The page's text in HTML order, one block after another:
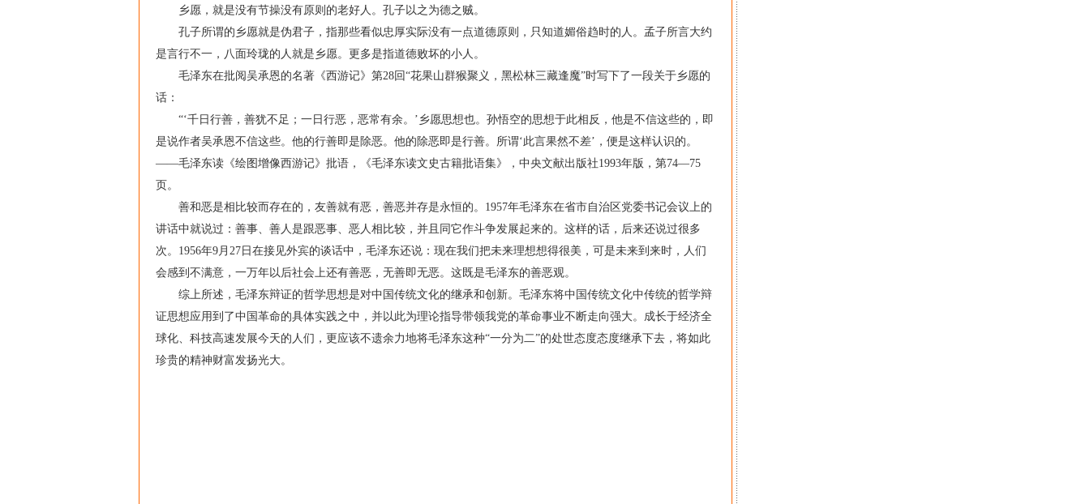
乡愿，就是没有节操没有原则的老好人。孔子以之为德之贼。
孔子所谓的乡愿就是伪君子，指那些看似忠厚实际没有一点道德原则，只知道媚俗趋时的人。孟子所言大约
是言行不一，八面玲珑的人就是乡愿。更多是指道德败坏的小人。
毛泽东在批阅吴承恩的名著《西游记》第28回“花果山群猴聚义，黑松林三藏逢魔”时写下了一段关于乡愿的
话：
“‘千日行善，善犹不足；一日行恶，恶常有余。’乡愿思想也。孙悟空的思想于此相反，他是不信这些的，即
是说作者吴承恩不信这些。他的行善即是除恶。他的除恶即是行善。所谓‘此言果然不差’，便是这样认识的。
——毛泽东读《绘图增像西游记》批语，《毛泽东读文史古籍批语集》，中央文献出版社1993年版，第74—75
页。
善和恶是相比较而存在的，友善就有恶，善恶并存是永恒的。1957年毛泽东在省市自治区党委书记会议上的
讲话中就说过：善事、善人是跟恶事、恶人相比较，并且同它作斗争发展起来的。这样的话，后来还说过很多
次。1956年9月27日在接见外宾的谈话中，毛泽东还说：现在我们把未来理想想得很美，可是未来到来时，人们
会感到不满意，一万年以后社会上还有善恶，无善即无恶。这既是毛泽东的善恶观。
综上所述，毛泽东辩证的哲学思想是对中国传统文化的继承和创新。毛泽东将中国传统文化中传统的哲学辩
证思想应用到了中国革命的具体实践之中，并以此为理论指导带领我党的革命事业不断走向强大。成长于经济全
球化、科技高速发展今天的人们，更应该不遗余力地将毛泽东这种“一分为二”的处世态度态度继承下去，将如此
珍贵的精神财富发扬光大。